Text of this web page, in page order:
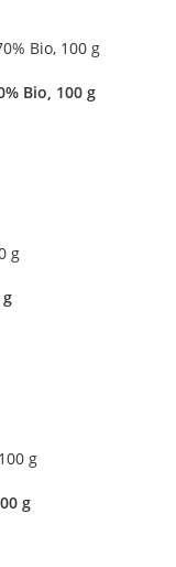
Bio, 100 g
g